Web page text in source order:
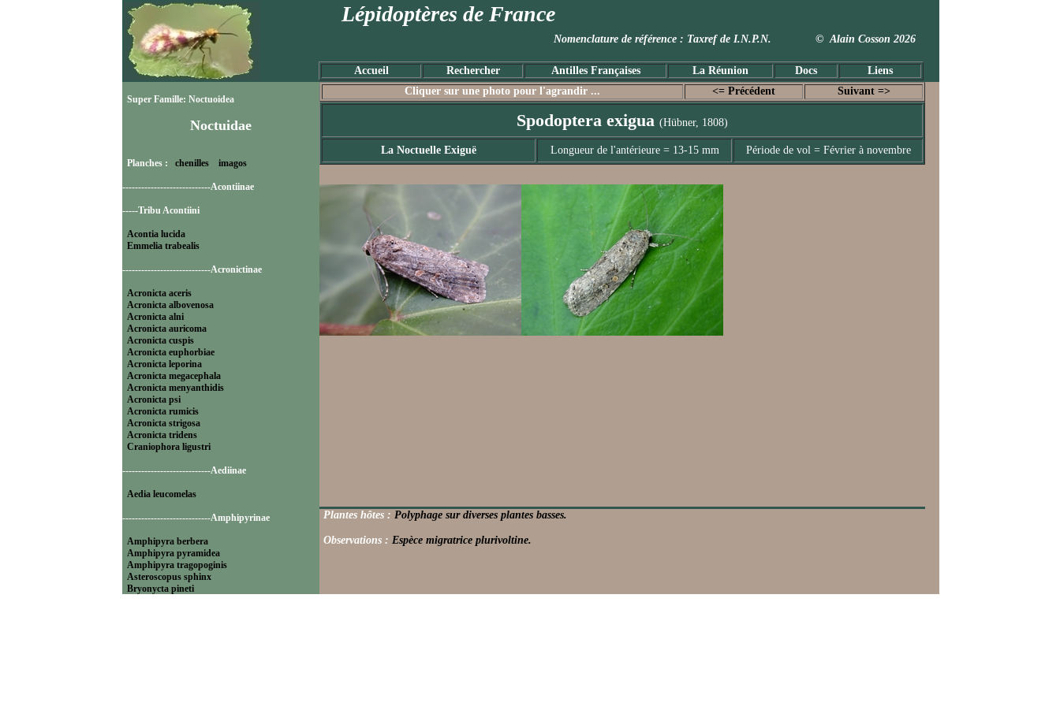
Lépidoptères de France
Nomenclature de référence : Taxref de I.N.P.N. © Alain Cosson 2026
Accueil Rechercher Antilles Françaises La Réunion Docs Liens
Super Famille: Noctuoidea
Noctuidae
Planches : chenilles imagos
----------------------------Acontiinae
-----Tribu Acontiini
Acontia lucida
Emmelia trabealis
----------------------------Acronictinae
Acronicta aceris
Acronicta albovenosa
Acronicta alni
Acronicta auricoma
Acronicta cuspis
Acronicta euphorbiae
Acronicta leporina
Acronicta megacephala
Acronicta menyanthidis
Acronicta psi
Acronicta rumicis
Acronicta strigosa
Acronicta tridens
Craniophora ligustri
----------------------------Aediinae
Aedia leucomelas
----------------------------Amphipyrinae
Amphipyra berbera
Amphipyra pyramidea
Amphipyra tragopoginis
Asteroscopus sphinx
Bryonycta pineti
Cliquer sur une photo pour l'agrandir ... <= Précédent Suivant =>
Spodoptera exigua (Hübner, 1808)
La Noctuelle Exiguë Longueur de l'antérieure = 13-15 mm Période de vol = Février à novembre
Plantes hôtes : Polyphage sur diverses plantes basses.
Observations : Espèce migratrice plurivoltine.